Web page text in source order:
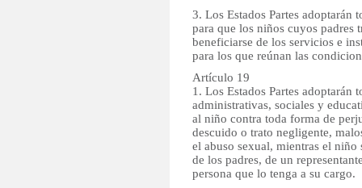
3. Los Estados Partes adoptarán
para que los niños cuyos padres
beneficiarse de los servicios e
para los que reúnan las
Artículo 19
1. Los Estados Partes adoptarán
administrativas, sociales y
al niño contra toda forma de
descuido o trato negligente,
el abuso sexual, mientras el niño
de los padres, de un
persona que lo tenga a su cargo.